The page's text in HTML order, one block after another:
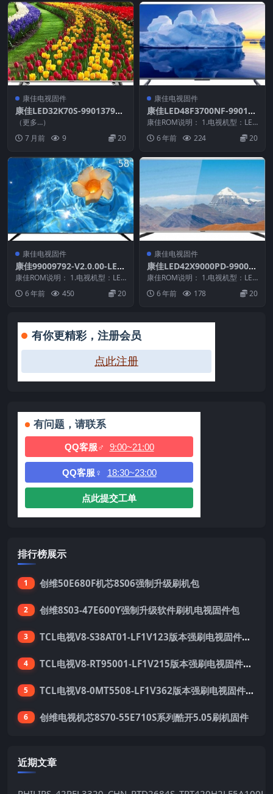
康佳电视固件
康佳LED32K70S-99013798-
V2.0.18-72000655YT_U盘刷
机固件
（更多…）
7 月前
9 20
康佳电视固件
康佳LED48F3700NF-990122
04-V1.1.16原厂系统刷机电视
固件包下载
康佳ROM说明： 1.电视机型：LED
48F3700NF 2.物料号：99012...
6 年前 224 20
康佳电视固件
康佳99009792-V2.0.00-LED
42X9000PD-专供倒置的屏参
原厂系统刷机电视固件包下载
康佳ROM说明： 1.电视机型：LED
42X9000PD 2.物料号：99009...
6 年前 450 20
康佳电视固件
康佳LED42X9000PD-99009
792-V1.1.14原厂系统刷机电
视固件包下载
康佳ROM说明： 1.电视机型：LED
42X9000PD 2.物料号：99009...
6 年前 178 20
有你更精彩，注册会员
点此注册
有问题，请联系
QQ客服♂ 9:00~21:00
QQ客服♀ 18:30~23:00
点此提交工单
排行榜展示
1 创维50E680F机芯8S06强制升级刷机包
2 创维8S03-47E600Y强制升级软件刷机电视固件包
3 TCL电视V8-S38AT01-LF1V123版本强刷电视固件包下载
4 TCL电视V8-RT95001-LF1V215版本强刷电视固件包下载
5 TCL电视V8-0MT5508-LF1V362版本强刷电视固件包下载
6 创维电视机芯8S70-55E710S系列酷开5.05刷机固件
近期文章